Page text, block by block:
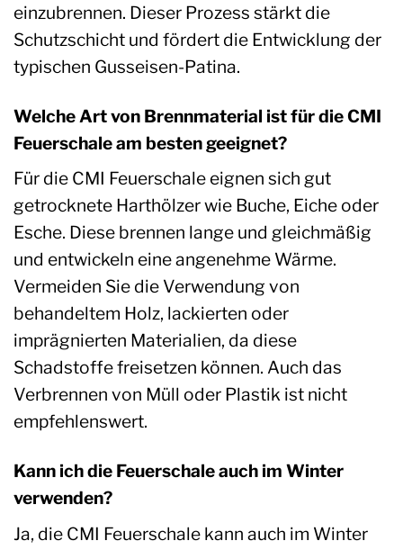
einzubrennen. Dieser Prozess stärkt die
Schutzschicht und fördert die Entwicklung der
typischen Gusseisen-Patina.
Welche Art von Brennmaterial ist für die CMI
Feuerschale am besten geeignet?
Für die CMI Feuerschale eignen sich gut
getrocknete Harthölzer wie Buche, Eiche oder
Esche. Diese brennen lange und gleichmäßig
und entwickeln eine angenehme Wärme.
Vermeiden Sie die Verwendung von
behandeltem Holz, lackierten oder
imprägnierten Materialien, da diese
Schadstoffe freisetzen können. Auch das
Verbrennen von Müll oder Plastik ist nicht
empfehlenswert.
Kann ich die Feuerschale auch im Winter
verwenden?
Ja, die CMI Feuerschale kann auch im Winter